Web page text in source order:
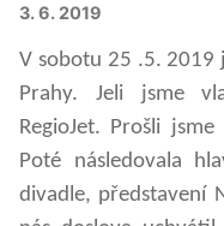
3. 6. 2019
V sobotu 25 .5.
Prahy. Jeli jsme
RegioJet. Prošli
Poté následovala
divadle, představení